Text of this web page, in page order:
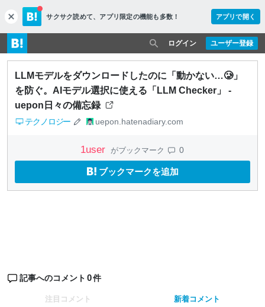
c
l
o
s
e
サクサク読めて、 アプリ限定の機能も多数！ アプリで開く
ユーザー登録
ログイン
LLMモデルをダウンロードしたのに「動かない…🥲」
を防ぐ。AIモデル選択に使える「LLM Checker」 -
uepon日々の備忘録
テクノロジー uepon.hatenadiary.com
1user がブックマーク 0
ブックマークを追加
記事へのコメント 0件
注目コメント 新着コメント